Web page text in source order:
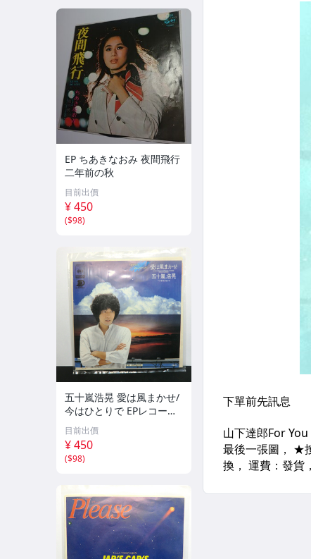
EP ちあきなおみ 夜間飛行
二年前の秋
目前出價
¥ 450
($98)
五十嵐浩晃 愛は風まかせ/
今はひとりで EPレコード
シングル 06SH771/1980
スプライトのCMソング 昭
和レトロ 名曲
目前出價
¥ 450
($98)